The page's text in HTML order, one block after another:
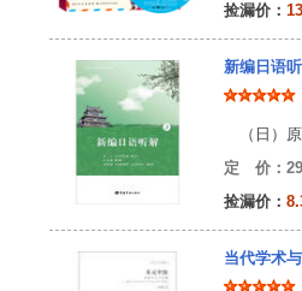
捡漏价：
新编日语
（日）原
定 价：
捡漏价：
当代学术